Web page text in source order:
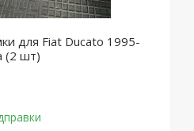
для Fiat Ducato 1995-
(2 шт)